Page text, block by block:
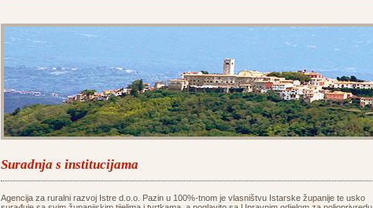
Suradnja s institucijama
Agencija za ruralni razvoj Istre d.o.o. Pazin u 100%-tnom je vlasništvu Istarske županije te usko